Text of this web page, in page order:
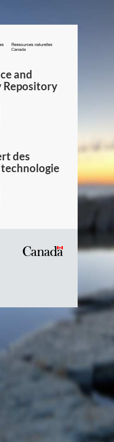
/
Canada
and
Repository
des
du